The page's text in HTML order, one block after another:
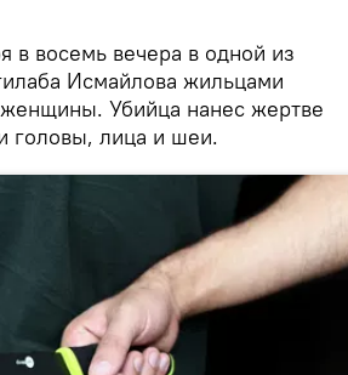
в восемь вечера в одной из
Исмайлова жильцами
Убийца нанес жертве
головы, лица и шеи.